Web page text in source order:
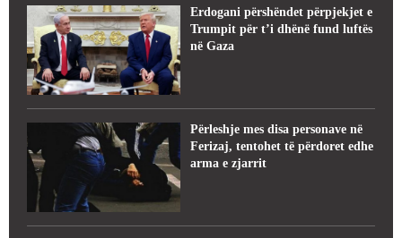
Erdogani përshëndet përpjekjet e
Trumpit për t’i dhënë fund luftës
në Gaza
Përleshje mes disa personave në
Ferizaj, tentohet të përdoret edhe
arma e zjarrit